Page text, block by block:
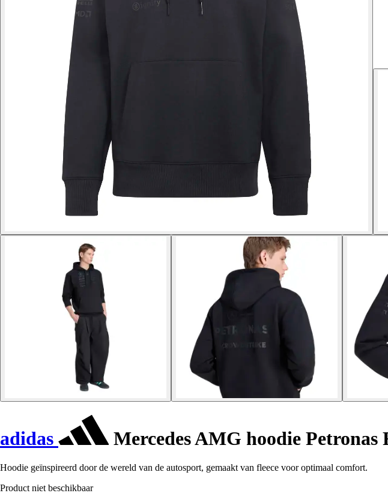
adidas Mercedes AMG hoodie
Hoodie geïnspireerd door de wereld van de autosport, gemaakt van fleece voor optimaal comfort.
Product niet beschikbaar